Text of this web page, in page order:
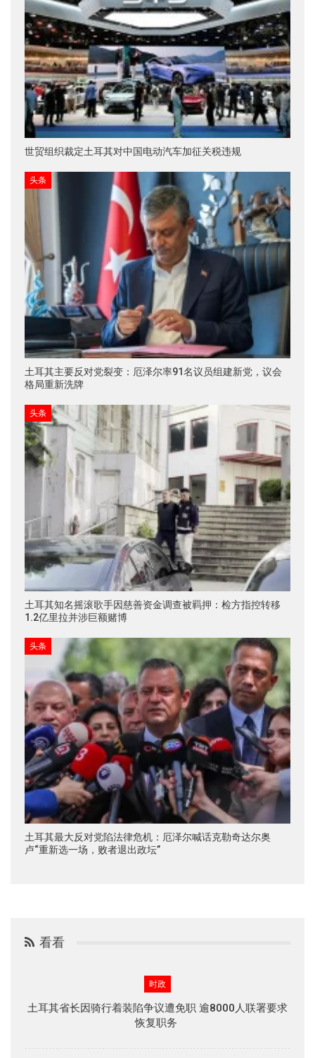
世贸组织裁定土耳其对中国电动汽车加征关税违规
头条
土耳其主要反对党裂变：厄泽尔率91名议员组建新党，议会
格局重新洗牌
头条
土耳其知名摇滚歌手因慈善资金调查被羁押：检方指控转移
1.2亿里拉并涉巨额赌博
头条
土耳其最大反对党陷法律危机：厄泽尔喊话克勒奇达尔奥
卢“重新选一场，败者退出政坛”
看看
时政
土耳其省长因骑行着装陷争议遭免职 逾8000人联署要求
恢复职务